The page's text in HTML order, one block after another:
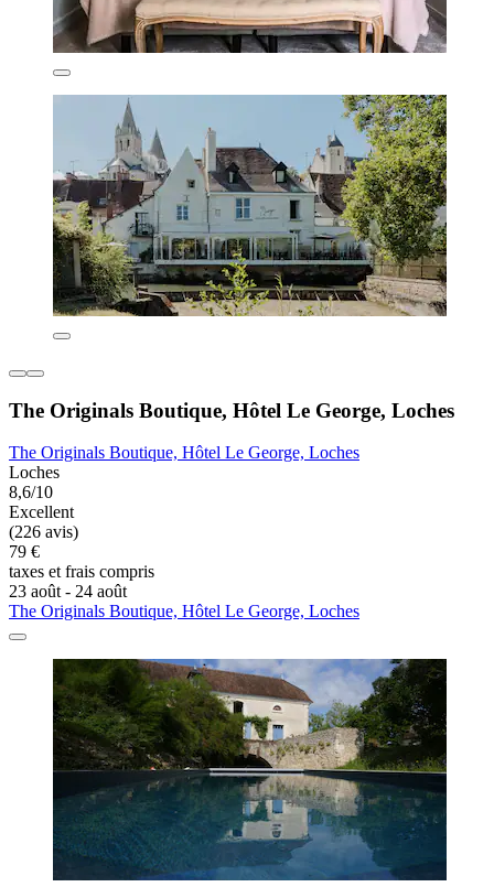
The Originals Boutique, Hôtel Le George, Loches
The Originals Boutique, Hôtel Le George, Loches
Loches
8,6/10
Excellent
(226 avis)
79 €
taxes et frais compris
23 août - 24 août
The Originals Boutique, Hôtel Le George, Loches